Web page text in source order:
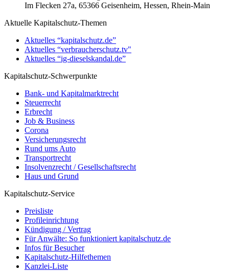
Im Flecken 27a, 65366 Geisenheim, Hessen, Rhein-Main
Aktuelle Kapitalschutz-Themen
Aktuelles “kapitalschutz.de”
Aktuelles “verbraucherschutz.tv"
Aktuelles “ig-dieselskandal.de”
Kapitalschutz-Schwerpunkte
Bank- und Kapitalmarktrecht
Steuerrecht
Erbrecht
Job & Business
Corona
Versicherungsrecht
Rund ums Auto
Transportrecht
Insolvenzrecht / Gesellschaftsrecht
Haus und Grund
Kapitalschutz-Service
Preisliste
Profileinrichtung
Kündigung / Vertrag
Für Anwälte: So funktioniert kapitalschutz.de
Infos für Besucher
Kapitalschutz-Hilfethemen
Kanzlei-Liste